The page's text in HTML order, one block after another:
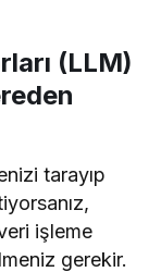
(LLM)
tarayıp
işleme
gerekir.